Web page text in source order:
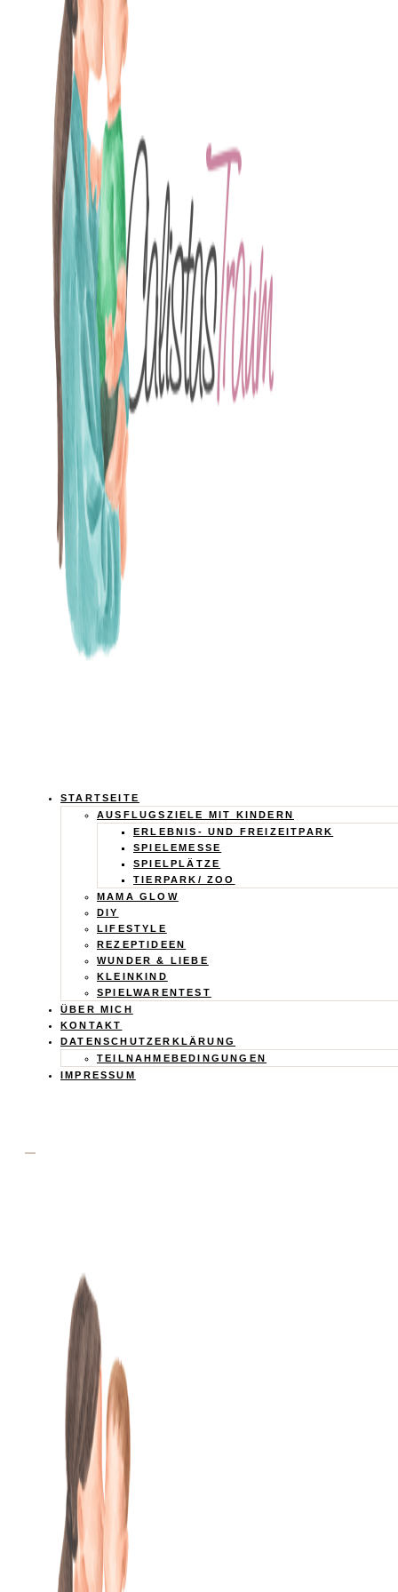
Calistas
Traum
STARTSEITE
AUSFLUGSZIELE MIT KINDERN
ERLEBNIS- UND FREIZEITPARK
SPIELEMESSE
SPIELPLÄTZE
TIERPARK/ ZOO
MAMA GLOW
DIY
LIFESTYLE
REZEPTIDEEN
WUNDER & LIEBE
KLEINKIND
SPIELWARENTEST
ÜBER MICH
KONTAKT
DATENSCHUTZERKLÄRUNG
TEILNAHMEBEDINGUNGEN
IMPRESSUM